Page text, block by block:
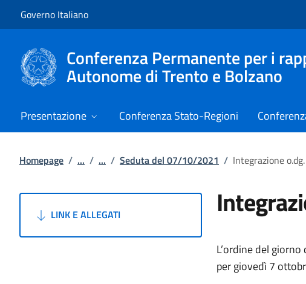
Governo Italiano
Conferenza Permanente per i
Autonome di Trento e Bolzano
Presentazione Conferenza Stato-Regioni
Homepage / ... / ... / Seduta del 07/10/2021 / Integrazione
LINK E ALLEGATI
L’ordine del
per giovedì 7